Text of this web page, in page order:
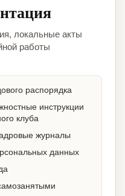
локальные акты
работы
распорядка
инструкции
клуба
журналы
данных